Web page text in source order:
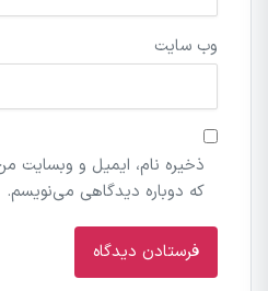
وب‌ سایت
ذخیره نام، ایمیل و وبسایت
که دوباره دیدگاهی می‌نویسم.